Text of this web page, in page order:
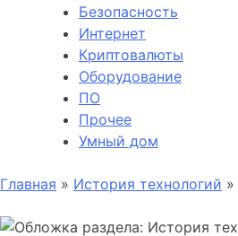
Безопасность
Интернет
Криптовалюты
Оборудование
ПО
Прочее
Умный дом
Главная » История технологий »